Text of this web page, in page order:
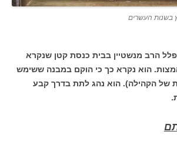
בשנות העשרים
הרב מנשטיין בבית כנסת קטן שנקרא
הוא נקרא כך כי הוקם במבנה ששימש
של הקהילה). הוא נהג לתת בדרך קבע